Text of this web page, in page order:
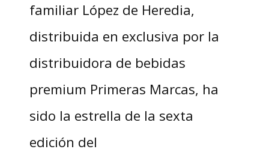
familiar López de Heredia,
distribuida en exclusiva por la
distribuidora de bebidas
premium Primeras Marcas, ha
sido la estrella de la sexta
edición del